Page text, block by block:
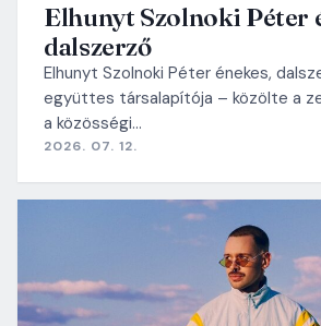
Elhunyt Szolnoki Péter
dalszerző
Elhunyt Szolnoki Péter énekes,
együttes társalapítója – közölte a
a közösségi…
2026. 07. 12.